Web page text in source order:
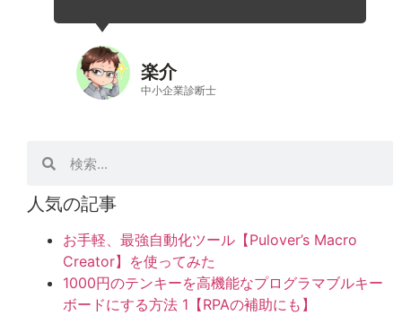
楽介
中小企業診断士
人気の記事
お手軽、最強自動化ツール【Pulover’s Macro
Creator】を使ってみた
1000円のテンキーを高機能なプログラマブルキー
ボードにする方法 1【RPAの補助にも】